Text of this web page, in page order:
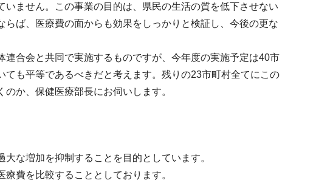
ません。この事業の目的は、県民の生活の質を低下させない
ば、医療費の面からも効果をしっかりと検証し、今後の更な
合会と共同で実施するものですが、今年度の実施予定は40市
も平等であるべきだと考えます。残りの23市町村全てにこの
か、保健医療部長にお伺いします。
な増加を抑制することを目的としています。
費を比較することとしております。